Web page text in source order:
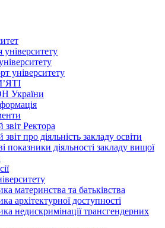
університету
університету
України
звіт Ректора
звіт про діяльність закладу освіти
показники діяльності закладу вищої
материнства та батьківства
архітектурної доступності
недискримінації трансгендерних